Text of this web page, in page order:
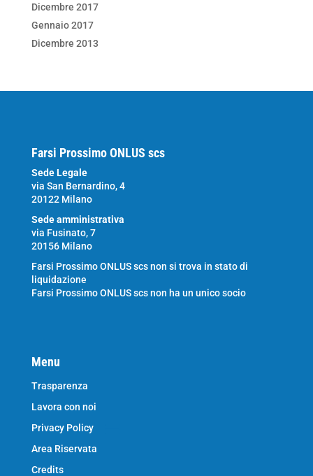
Dicembre 2017
Gennaio 2017
Dicembre 2013
Farsi Prossimo ONLUS scs
Sede Legale
via San Bernardino, 4
20122 Milano
Sede amministrativa
via Fusinato, 7
20156 Milano
Farsi Prossimo ONLUS scs non si trova in stato di
liquidazione
Farsi Prossimo ONLUS scs non ha un unico socio
Menu
Trasparenza
Lavora con noi
Privacy Policy
Area Riservata
Credits